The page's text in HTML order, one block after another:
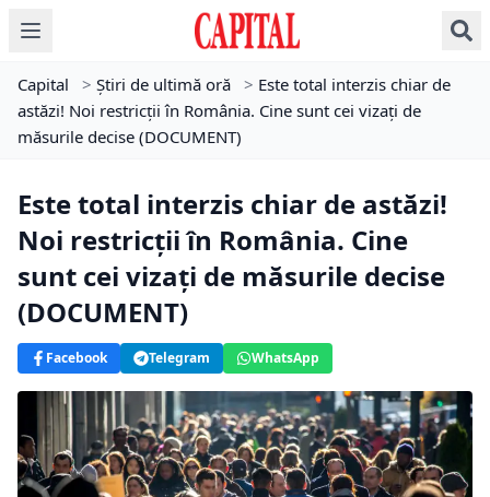
Capital > Știri de ultimă oră > Este total interzis chiar de
astăzi! Noi restricții în România. Cine sunt cei vizați de
măsurile decise (DOCUMENT)
Este total interzis chiar de astăzi!
Noi restricții în România. Cine
sunt cei vizați de măsurile decise
(DOCUMENT)
Facebook Telegram WhatsApp